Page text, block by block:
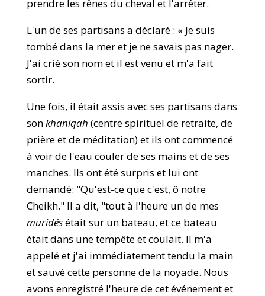
prendre les rênes du cheval et l'arrêter.
L'un de ses partisans a déclaré : « Je suis
tombé dans la mer et je ne savais pas nager.
J'ai crié son nom et il est venu et m'a fait
sortir.
Une fois, il était assis avec ses partisans dans
sonkhaniqah (centre spirituel de retraite, de
prière et de méditation) et ils ont commencé
à voir de l'eau couler de ses mains et de ses
manches. Ils ont été surpris et lui ont
demandé: "Qu'est-ce que c'est, ô notre
Cheikh." Il a dit, "tout à l'heure un de mes
muridésétait sur un bateau, et ce bateau
était dans une tempête et coulait. Il m'a
appelé et j'ai immédiatement tendu la main
et sauvé cette personne de la noyade. Nous
avons enregistré l'heure de cet événement et